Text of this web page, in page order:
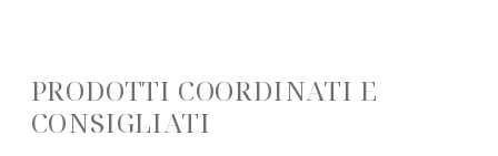
PRODOTTI COORDINATI E
CONSIGLIATI